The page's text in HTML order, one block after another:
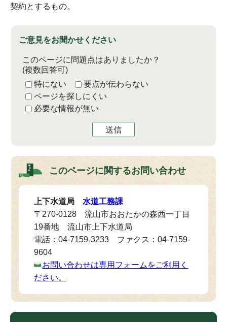
契約とするもの。
ご意見をお聞かせください
このページに問題点はありましたか？
(複数回答可)
特にない
要点が伝わらない
ページを探しにくい
必要な情報が無い
送信
このページに関するお問い合わせ
上下水道局水道工務課
〒270-0128 流山市おおたかの森西一丁目
19番地 流山市上下水道局
電話：04-7159-3233 ファクス：04-7159-
9604
お問い合わせは専用フォームをご利用く
ださい。